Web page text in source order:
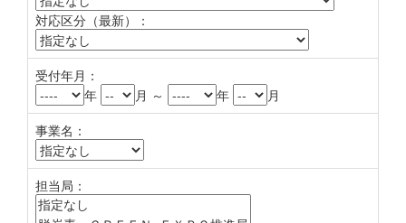
対応区分（最新）：
受付年月：
年
月 ～ 年
月
事業名：
担当局：